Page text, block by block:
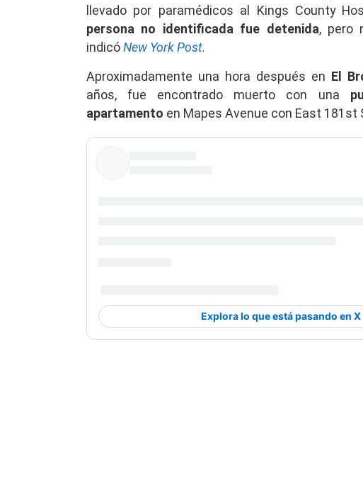
llevado por paramédicos al Kings County
persona no identificada fue detenida, pero
indicóNew York Post.
Aproximadamente una hora después en El
años, fue encontrado muerto con una
apartamento en Mapes Avenue con East 181st